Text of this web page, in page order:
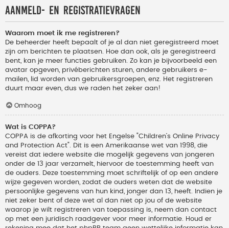
Aanmeld- en registratievragen
Waarom moet ik me registreren?
De beheerder heeft bepaalt of je al dan niet geregistreerd moet
zijn om berichten te plaatsen. Hoe dan ook, als je geregistreerd
bent, kan je meer functies gebruiken. Zo kan je bijvoorbeeld een
avatar opgeven, privéberichten sturen, andere gebruikers e-
mailen, lid worden van gebruikersgroepen, enz. Het registreren
duurt maar even, dus we raden het zeker aan!
Omhoog
Wat is COPPA?
COPPA is de afkorting voor het Engelse "Children’s Online Privacy
and Protection Act". Dit is een Amerikaanse wet van 1998, die
vereist dat iedere website die mogelijk gegevens van jongeren
onder de 13 jaar verzamelt, hiervoor de toestemming heeft van
de ouders. Deze toestemming moet schriftelijk of op een andere
wijze gegeven worden, zodat de ouders weten dat de website
persoonlijke gegevens van hun kind, jonger dan 13, heeft. Indien je
niet zeker bent of deze wet al dan niet op jou of de website
waarop je wilt registreren van toepassing is, neem dan contact
op met een juridisch raadgever voor meer informatie. Houd er